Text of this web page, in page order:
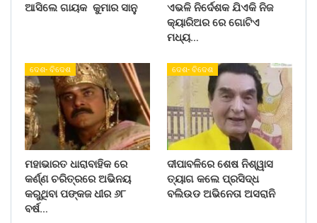
ଆସିଲେ ଗାୟକ କୁମାର ସାନୁ
ଏଭଳି ନିର୍ଦେଶକ ଯିଏକି ନିଜ
କ୍ୟାରିଅର ରେ ଗୋଟିଏ
ମଧ୍ୟ…
ଦେଶ- ବିଦେଶ
ମହାଭାରତ ଧାରାବାହିକ ରେ
କର୍ଣ୍ଣ ଚରିତ୍ରରେ ଅଭିନୟ
କରୁଥିବା ପଙ୍କଜ ଧୀର ୬୮
ବର୍ଷ…
ଦେଶ- ବିଦେଶ
ଦୀପାବଳିରେ ଶେଷ ନିଶ୍ୱାସ
ତ୍ୟାଗ କଲେ ପ୍ରସିଦ୍ଧ
ବଲିଉଡ ଅଭିନେତା ଅସରାନି